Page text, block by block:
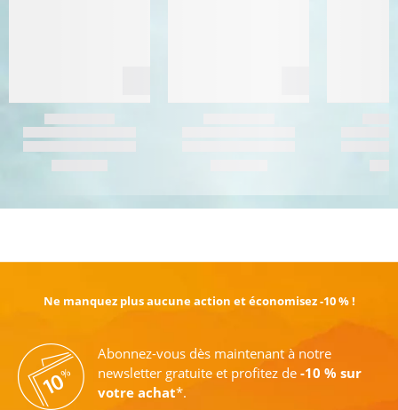
Ne manquez plus aucune action et économisez -10 % !
Abonnez-vous dès maintenant à notre
newsletter gratuite et profitez de -10 % sur
votre achat*.